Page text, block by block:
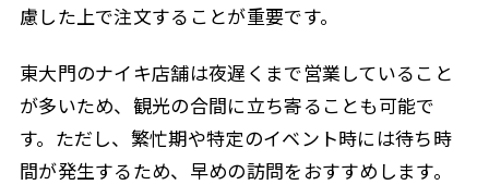
慮した上で注文することが重要です。
東大門のナイキ店舗は夜遅くまで営業していること
が多いため、観光の合間に立ち寄ることも可能で
す。ただし、繁忙期や特定のイベント時には待ち時
間が発生するため、早めの訪問をおすすめします。